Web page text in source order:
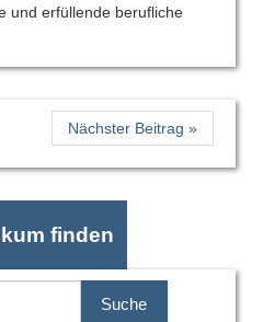
und erfüllende berufliche
Nächster Beitrag »
finden
Suche